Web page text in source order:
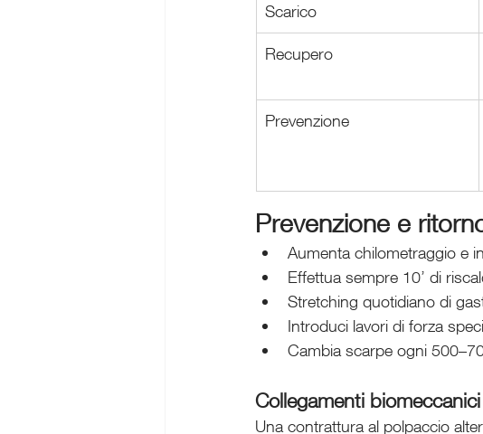
Scarico
Recupero
Prevenzione
Prevenzione e
Aumenta chilometraggio e
Effettua sempre 10’ di
Stretching quotidiano di
Introduci lavori di forza
Cambia scarpe ogni
Collegamenti biomeccanici
Una contrattura al polpaccio